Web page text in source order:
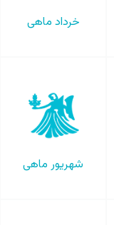
خرداد ماهی
شهریور ماهی